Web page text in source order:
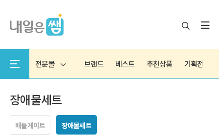
전문몰 브랜드 베스트 추천상품 기획전
장애물세트
배틀게이트 장애물세트